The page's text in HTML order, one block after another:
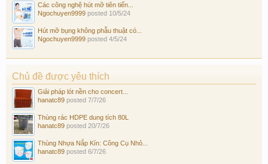
Các công nghệ hút mỡ tiên tiến...
Ngochuyen9999 posted 10/5/24
Hút mỡ bụng không phẫu thuật có...
Ngochuyen9999 posted 4/5/24
Chủ đề được yêu thích
Giải pháp lót nền cho concert...
hanatc89 posted 7/7/26
Thùng rác HDPE dung tích 80L
hanatc89 posted 20/7/26
Thùng Nhựa Nắp Kín: Công Cụ Nhỏ...
hanatc89 posted 6/7/26